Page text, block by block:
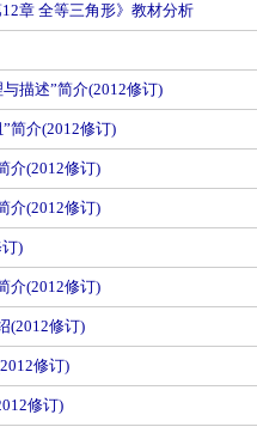
章 全等三角形》教材分析
描述”简介(2012修订)
简介(2012修订)
介(2012修订)
介(2012修订)
)
介(2012修订)
(2012修订)
修订)
修订)